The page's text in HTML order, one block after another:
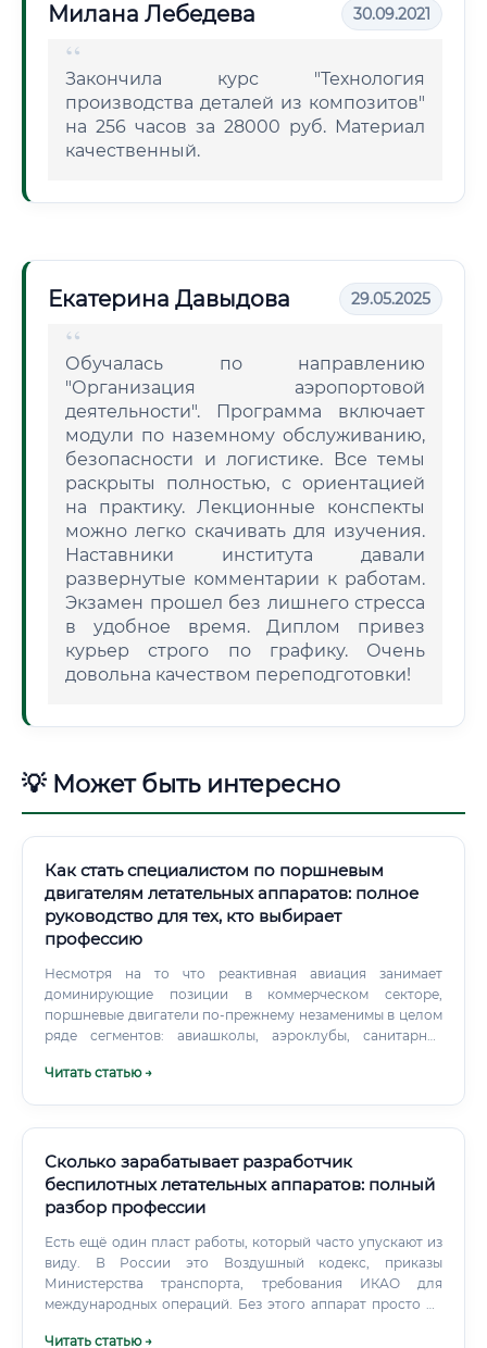
Милана Лебедева 30.09.2021
Закончила курс "Технология
производства деталей из композитов"
на 256 часов за 28000 руб. Материал
качественный.
Екатерина Давыдова 29.05.2025
Обучалась по направлению
"Организация аэропортовой
деятельности". Программа включает
модули по наземному обслуживанию,
безопасности и логистике. Все темы
раскрыты полностью, с ориентацией
на практику. Лекционные конспекты
можно легко скачивать для изучения.
Наставники института давали
развернутые комментарии к работам.
Экзамен прошел без лишнего стресса
в удобное время. Диплом привез
курьер строго по графику. Очень
довольна качеством переподготовки!
💡 Может быть интересно
Как стать специалистом по поршневым
двигателям летательных аппаратов: полное
руководство для тех, кто выбирает
профессию
Несмотря на то что реактивная авиация занимает
доминирующие позиции в коммерческом секторе,
поршневые двигатели по-прежнему незаменимы в целом
ряде сегментов: авиашколы, аэроклубы, санитарная
пожаротушение, патрулирование. 📌 По данным
именно поршневыми двигателями. Суть работы —
обеспечение технической исправности, надёжности и
безопасной эксплуатации поршневых авиационных
двигателей на всех этапах их жизненного цикла: от
приёмки и монтажа до технического обслуживания,
ремонта и списания.
Читать статью →
Сколько зарабатывает разработчик
беспилотных летательных аппаратов: полный
разбор профессии
Есть ещё один пласт работы, который часто упускают из
виду. В России это Воздушный кодекс, приказы
Министерства транспорта, требования ИКАО для
международных операций. Без этого аппарат просто не
Читать статью →